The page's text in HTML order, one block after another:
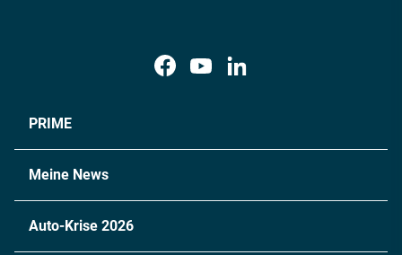
PRIME
Meine News
Auto-Krise 2026